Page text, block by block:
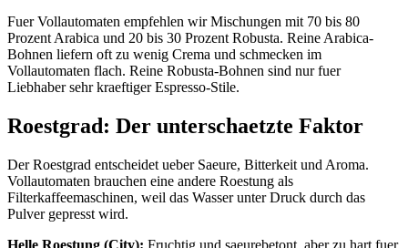
Fuer Vollautomaten empfehlen wir Mischungen mit 70 bis 80
Prozent Arabica und 20 bis 30 Prozent Robusta. Reine Arabica-
Bohnen liefern oft zu wenig Crema und schmecken im
Vollautomaten flach. Reine Robusta-Bohnen sind nur fuer
Liebhaber sehr kraeftiger Espresso-Stile.
Roestgrad: Der unterschaetzte Faktor
Der Roestgrad entscheidet ueber Saeure, Bitterkeit und Aroma.
Vollautomaten brauchen eine andere Roestung als
Filterkaffeemaschinen, weil das Wasser unter Druck durch das
Pulver gepresst wird.